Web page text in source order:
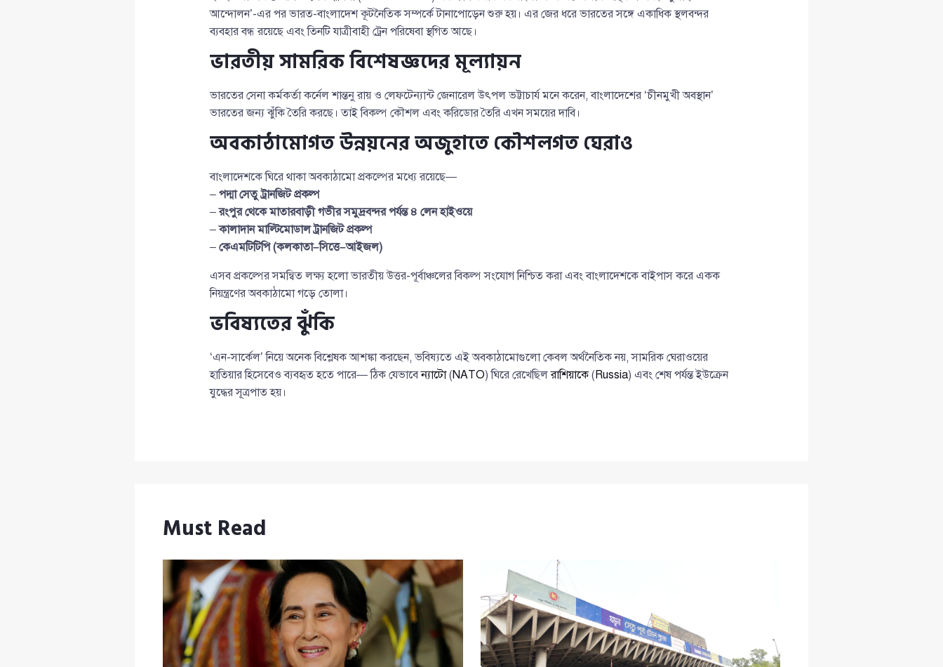
আন্দোলন’-এর পর ভারত-বাংলাদেশ কূটনৈতিক সম্পর্কে টানাপোড়েন শুরু হয়। এর জের ধরে ভারতের সঙ্গে একাধিক স্থলবন্দর
ব্যবহার বন্ধ রয়েছে এবং তিনটি যাত্রীবাহী ট্রেন পরিষেবা স্থগিত আছে।
ভারতীয় সামরিক বিশেষজ্ঞদের মূল্যায়ন
ভারতের সেনা কর্মকর্তা কর্নেল শান্তনু রায় ও লেফটেন্যান্ট জেনারেল উৎপল ভট্টাচার্য মনে করেন, বাংলাদেশের ‘চীনমুখী অবস্থান’
ভারতের জন্য ঝুঁকি তৈরি করছে। তাই বিকল্প কৌশল এবং করিডোর তৈরি এখন সময়ের দাবি।
অবকাঠামোগত উন্নয়নের অজুহাতে কৌশলগত ঘেরাও
বাংলাদেশকে ঘিরে থাকা অবকাঠামো প্রকল্পের মধ্যে রয়েছে—
– পদ্মা সেতু ট্রানজিট প্রকল্প
–রংপুর থেকে মাতারবাড়ী গভীর সমুদ্রবন্দর পর্যন্ত ৪ লেন হাইওয়ে
–কালাদান মাল্টিমোডাল ট্রানজিট প্রকল্প
– কেএমটিটিপি (কলকাতা–সিত্তে–আইজল)
এসব প্রকল্পের সমন্বিত লক্ষ্য হলো ভারতীয় উত্তর-পূর্বাঞ্চলের বিকল্প সংযোগ নিশ্চিত করা এবং বাংলাদেশকে বাইপাস করে একক
নিয়ন্ত্রণের অবকাঠামো গড়ে তোলা।
ভবিষ্যতের ঝুঁকি
‘এন-সার্কেল’ নিয়ে অনেক বিশ্লেষক আশঙ্কা করছেন, ভবিষ্যতে এই অবকাঠামোগুলো কেবল অর্থনৈতিক নয়, সামরিক ঘেরাওয়ের
হাতিয়ার হিসেবেও ব্যবহৃত হতে পারে— ঠিক যেভাবেন্যাটো(NATO) ঘিরে রেখেছিলরাশিয়াকে(Russia) এবং শেষ পর্যন্ত ইউক্রেন
যুদ্ধের সূত্রপাত হয়।
Must Read